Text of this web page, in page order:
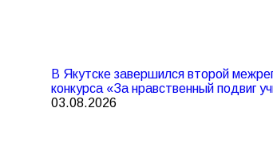
В Якутске завершился второй
конкурса «За нравственный подвиг
03.08.2026